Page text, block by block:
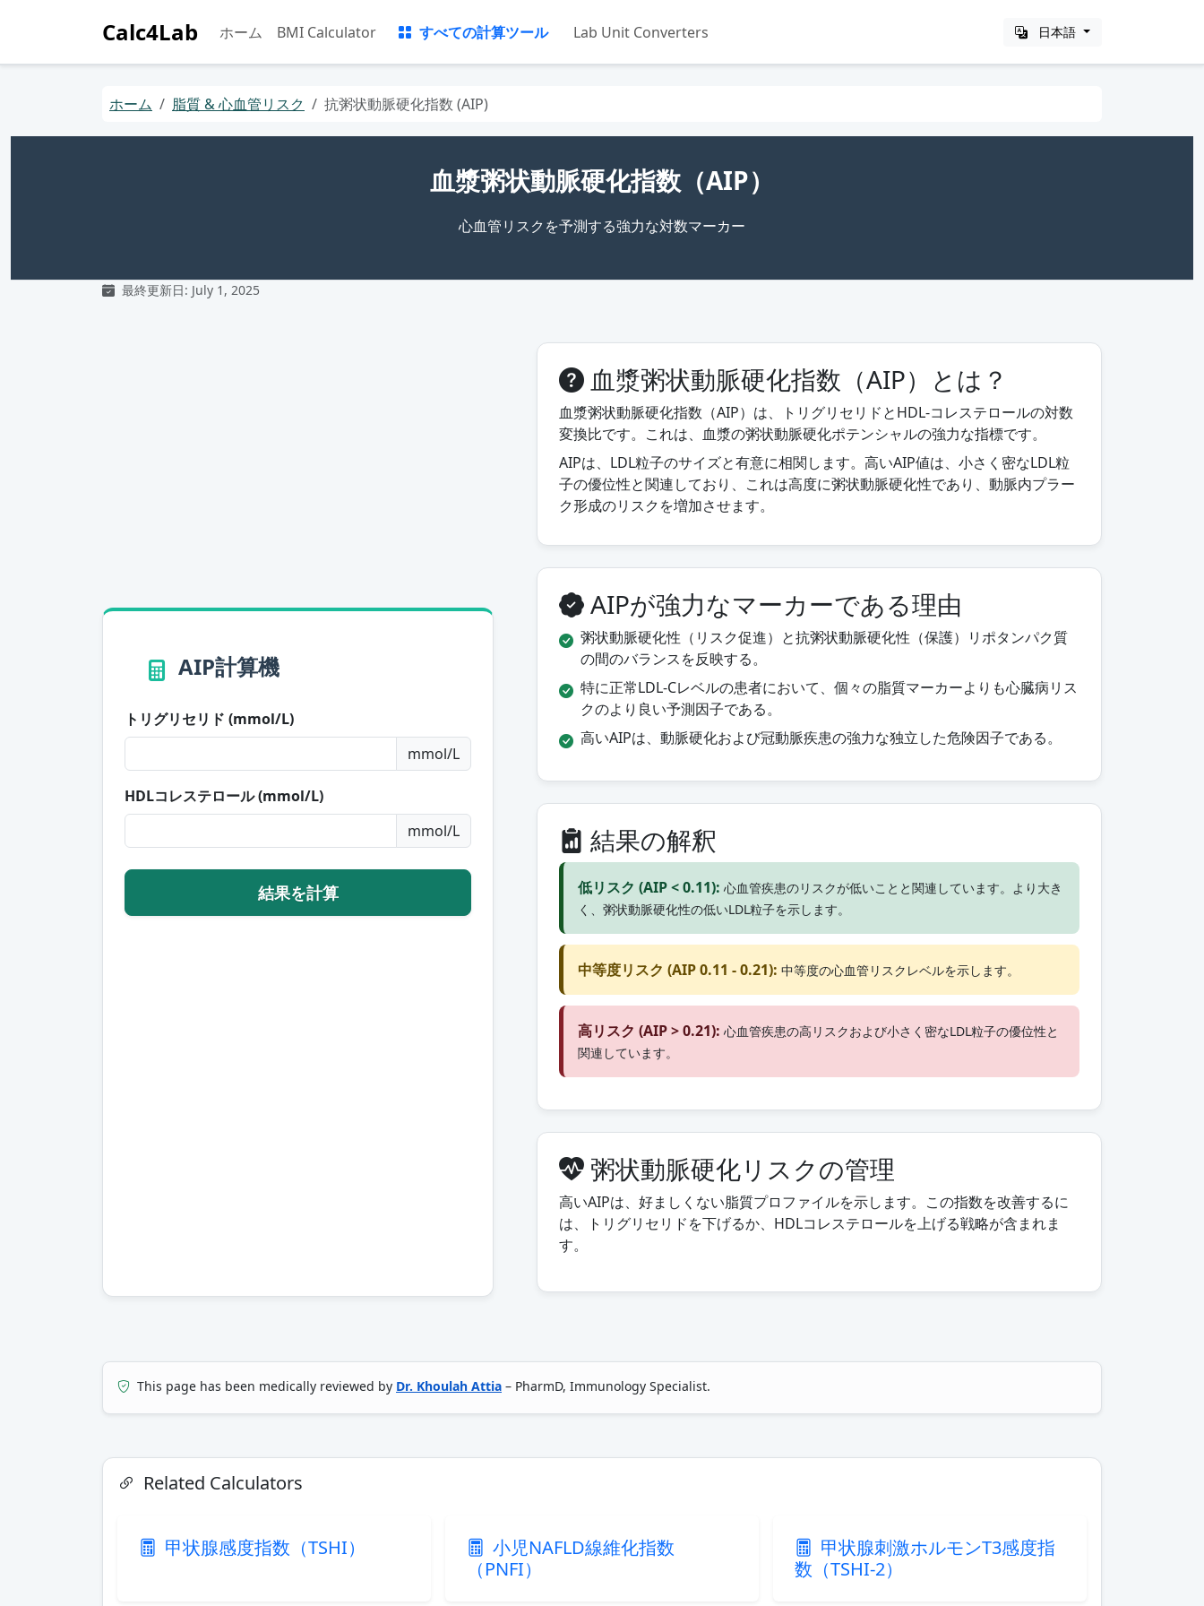
Calc4Lab 日本語
ホーム BMI Calculator すべての計算ツール Lab Unit Converters
ホーム 脂質 & 心血管リスク 抗粥状動脈硬化指数 (AIP)
血漿粥状動脈硬化指数（AIP）
心血管リスクを予測する強力な対数マーカー
最終更新日: July 1, 2025
AIP計算機
トリグリセリド (mmol/L)
mmol/L
HDLコレステロール (mmol/L)
mmol/L
結果を計算
血漿粥状動脈硬化指数（AIP）とは？
血漿粥状動脈硬化指数（AIP）は、トリグリセリドとHDL-コレステロールの対数
変換比です。これは、血漿の粥状動脈硬化ポテンシャルの強力な指標です。
AIPは、LDL粒子のサイズと有意に相関します。高いAIP値は、小さく密なLDL粒
子の優位性と関連しており、これは高度に粥状動脈硬化性であり、動脈内プラー
ク形成のリスクを増加させます。
AIPが強力なマーカーである理由
粥状動脈硬化性（リスク促進）と抗粥状動脈硬化性（保護）リポタンパク質
の間のバランスを反映する。
特に正常LDL-Cレベルの患者において、個々の脂質マーカーよりも心臓病リス
クのより良い予測因子である。
高いAIPは、動脈硬化および冠動脈疾患の強力な独立した危険因子である。
結果の解釈
低リスク (AIP < 0.11): 心血管疾患のリスクが低いことと関連しています。より大き
く、粥状動脈硬化性の低いLDL粒子を示します。
中等度リスク (AIP 0.11 - 0.21): 中等度の心血管リスクレベルを示します。
高リスク (AIP > 0.21): 心血管疾患の高リスクおよび小さく密なLDL粒子の優位性と
関連しています。
粥状動脈硬化リスクの管理
高いAIPは、好ましくない脂質プロファイルを示します。この指数を改善するに
は、トリグリセリドを下げるか、HDLコレステロールを上げる戦略が含まれま
す。
This page has been medically reviewed by Dr. Khoulah Attia – PharmD, Immunology Specialist.
Related Calculators
甲状腺感度指数（TSHI）
小児NAFLD線維化指数
（PNFI）
甲状腺刺激ホルモンT3感度指
数（TSHI-2）